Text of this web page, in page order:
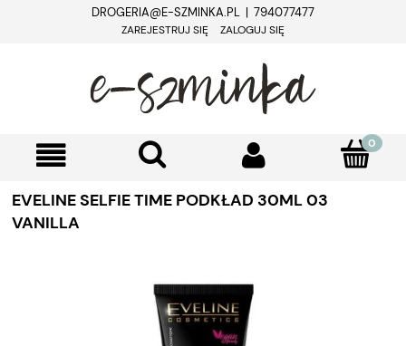
DROGERIA@E-SZMINKA.PL | 794077477
ZAREJESTRUJ SIĘ ZALOGUJ SIĘ
EVELINE SELFIE TIME PODKŁAD 30ML 03
VANILLA